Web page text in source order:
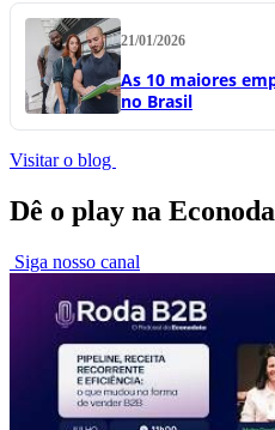
21/01/2026
As 10 maiores
no Brasil
Visitar o blog
Dê o play na
Siga nosso canal